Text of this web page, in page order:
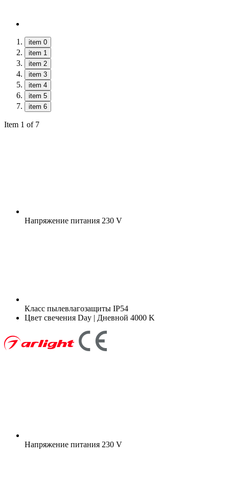
item 0
item 1
item 2
item 3
item 4
item 5
item 6
Item 1 of 7
Напряжение питания 230 V
Класс пылевлагозащиты IP54
Цвет свечения Day | Дневной 4000 K
Напряжение питания 230 V